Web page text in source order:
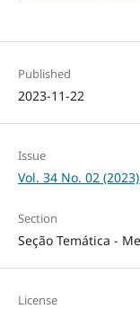
Published
2023-11-22
Issue
Vol. 34 No. 02
Section
Seção Temática -
License